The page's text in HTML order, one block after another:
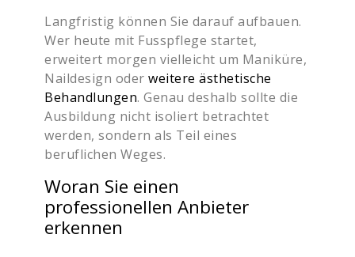
Langfristig können Sie darauf aufbauen.
Wer heute mit Fusspflege startet,
erweitert morgen vielleicht um Maniküre,
Naildesign oder weitere ästhetische
Behandlungen. Genau deshalb sollte die
Ausbildung nicht isoliert betrachtet
werden, sondern als Teil eines
beruflichen Weges.
Woran Sie einen
professionellen Anbieter
erkennen